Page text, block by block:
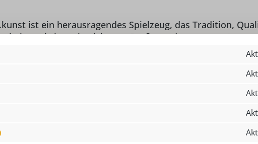
ist ein herausragendes Spielzeug, das Tradition,
bringt sie nicht nur Spaß, sondern unterstützt
Handwerkskunst nach Hause und bereiten
Highlight in jedem Kinderzimmer.
Stephan
ab 3 Jahren